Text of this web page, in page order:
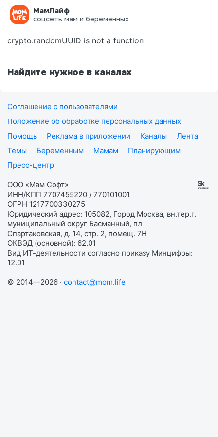
МамЛайф
соцсеть мам и беременных
Ошибка на странице
crypto.randomUUID is not a function
Найдите нужное в каналах
Соглашение с пользователями
Положение об обработке персональных данных
Помощь
Реклама в приложении Каналы
Лента
Темы
Беременным Мамам
Планирующим
Пресс-центр
ООО «Мам Софт»
ИНН/КПП 7707455220 / 770101001
ОГРН 1217700330275
Юридический адрес: 105082, Город Москва, вн.тер.г.
муниципальный округ Басманный, пл
Спартаковская, д. 14, стр. 2, помещ. 7Н
ОКВЭД (основной): 62.01
Вид ИТ-деятельности согласно приказу Минцифры:
12.01
© 2014—2026 · contact@mom.life